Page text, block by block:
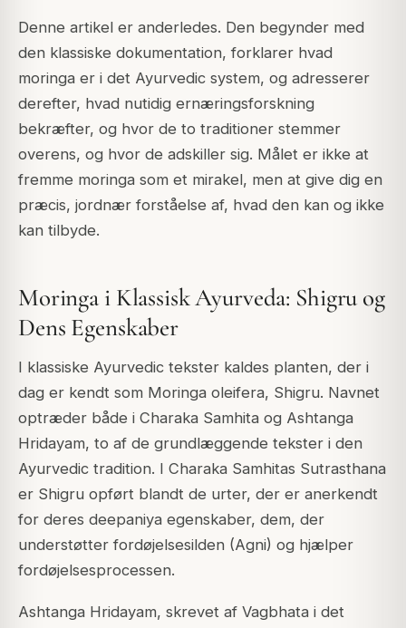
Denne artikel er anderledes. Den begynder med
den klassiske dokumentation, forklarer hvad
moringa er i det Ayurvedic system, og adresserer
derefter, hvad nutidig ernæringsforskning
bekræfter, og hvor de to traditioner stemmer
overens, og hvor de adskiller sig. Målet er ikke at
fremme moringa som et mirakel, men at give dig en
præcis, jordnær forståelse af, hvad den kan og ikke
kan tilbyde.
Moringa i Klassisk Ayurveda: Shigru og
Dens Egenskaber
I klassiske Ayurvedic tekster kaldes planten, der i
dag er kendt som Moringa oleifera, Shigru. Navnet
optræder både i Charaka Samhita og Ashtanga
Hridayam, to af de grundlæggende tekster i den
Ayurvedic tradition. I Charaka Samhitas Sutrasthana
er Shigru opført blandt de urter, der er anerkendt
for deres deepaniya egenskaber, dem, der
understøtter fordøjelsesilden (Agni) og hjælper
fordøjelsesprocessen.
Ashtanga Hridayam, skrevet af Vagbhata i det